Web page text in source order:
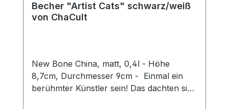
Becher "Artist Cats" schwarz/weiß
von ChaCult
New Bone China, matt, 0,4l - Höhe
8,7cm, Durchmesser 9cm - Einmal ein
berühmter Künstler sein! Das dachten sich